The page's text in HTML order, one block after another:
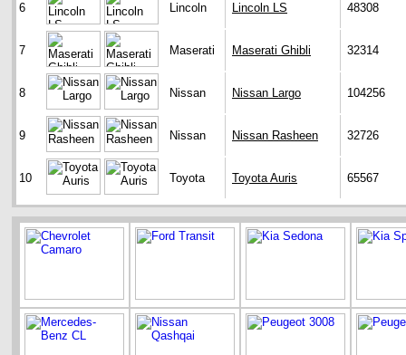
6 Lincoln Lincoln LS 48308
7 Maserati Maserati Ghibli 32314
8 Nissan Nissan Largo 104256
9 Nissan Nissan Rasheen 32726
10 Toyota Toyota Auris 65567